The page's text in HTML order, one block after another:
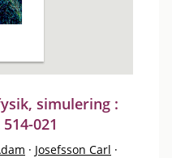
simulering :
021
· Josefsson Carl ·